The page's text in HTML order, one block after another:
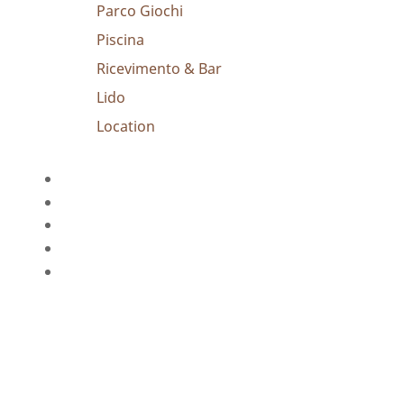
Parco Giochi
Piscina
Ricevimento & Bar
Lido
Location